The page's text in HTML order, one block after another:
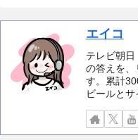
エイコ
テレビ朝
の答えを、
す。累計
ビールと